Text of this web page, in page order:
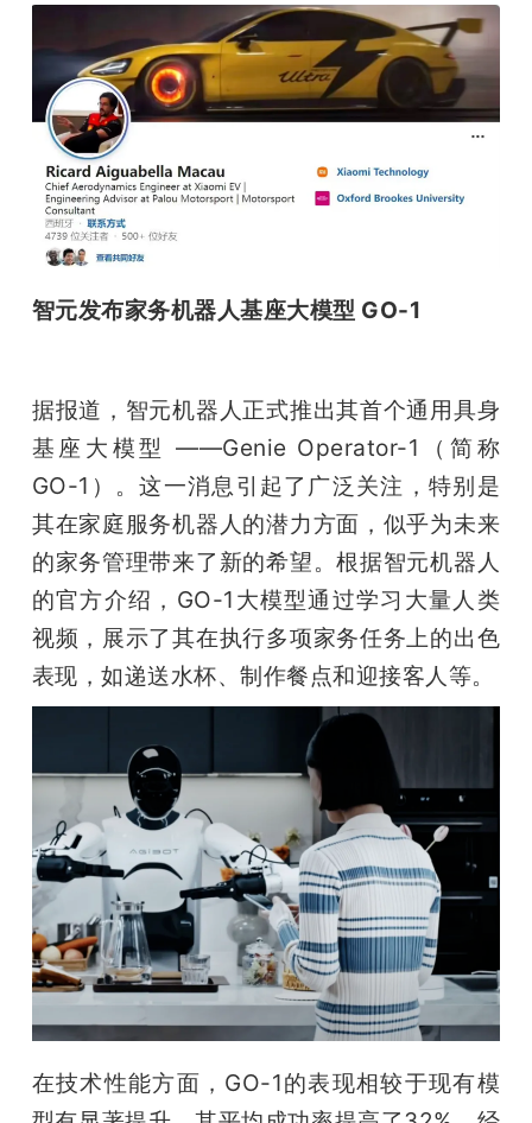
智元发布家务机器人基座大模型 GO-1
据报道，智元机器人正式推出其首个通用具身
基座大模型 ——Genie Operator-1（简称
GO-1）。这一消息引起了广泛关注，特别是
其在家庭服务机器人的潜力方面，似乎为未来
的家务管理带来了新的希望。根据智元机器人
的官方介绍，GO-1大模型通过学习大量人类
视频，展示了其在执行多项家务任务上的出色
表现，如递送水杯、制作餐点和迎接客人等。
在技术性能方面，GO-1的表现相较于现有模